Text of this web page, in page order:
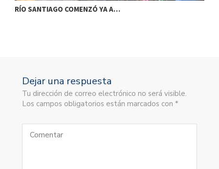
RÍO SANTIAGO COMENZÓ YA A…
Dejar una respuesta
Tu dirección de correo electrónico no será visible.
Los campos obligatorios están marcados con *